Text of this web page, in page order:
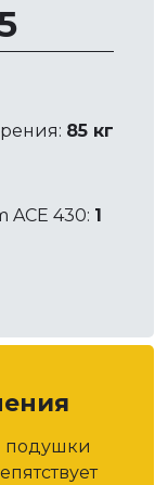
85 кг
ACE 430: 1
подушки